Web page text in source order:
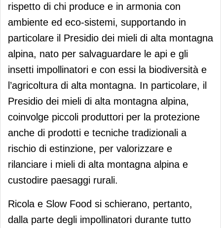
rispetto di chi produce e in armonia con
ambiente ed eco-sistemi, supportando in
particolare il Presidio dei mieli di alta montagna
alpina, nato per salvaguardare le api e gli
insetti impollinatori e con essi la biodiversità e
l’agricoltura di alta montagna. In particolare, il
Presidio dei mieli di alta montagna alpina,
coinvolge piccoli produttori per la protezione
anche di prodotti e tecniche tradizionali a
rischio di estinzione, per valorizzare e
rilanciare i mieli di alta montagna alpina e
custodire paesaggi rurali.
Ricola e Slow Food si schierano, pertanto,
dalla parte degli impollinatori durante tutto